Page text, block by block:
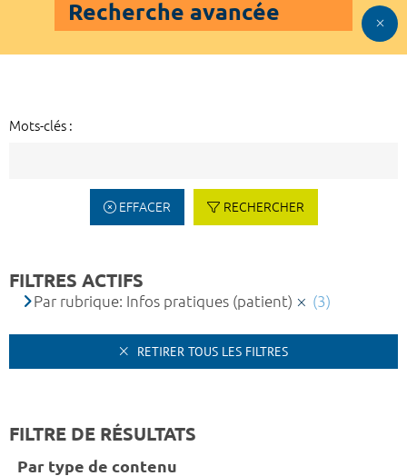
Recherche avancée
Mots-clés :
EFFACER RECHERCHER
FILTRES ACTIFS
Par rubrique: Infos pratiques (patient) (3)
RETIRER TOUS LES FILTRES
FILTRE DE RÉSULTATS
Par type de contenu